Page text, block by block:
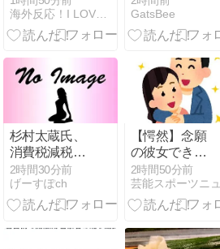
撃して逮捕さ
れる！ 韓国の
海外反応！I LOVE JAPAN
ｗｗｗｗ
GatsBee
杉村太蔵氏、
消費税減税は
反対「低所得
者、中所得者
にはもう減税
現金給付を」
2時間30分前
げーすぽch
【愕然】念願
の彼女できた
んだけ
ど・・・・・・
とんでもない
き
2時間50分前